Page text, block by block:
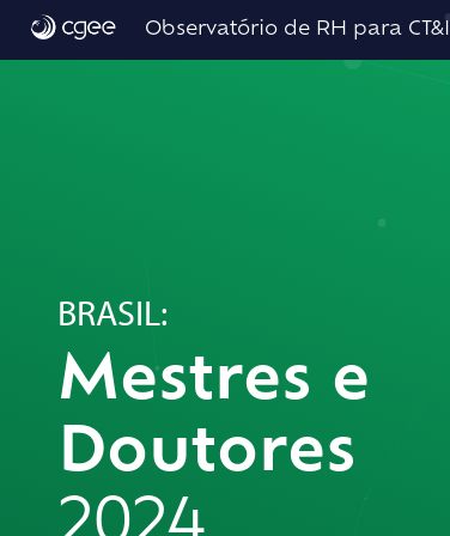
Início
Observatório de RH para CT&I
BRASIL:
Mestres e
Doutores